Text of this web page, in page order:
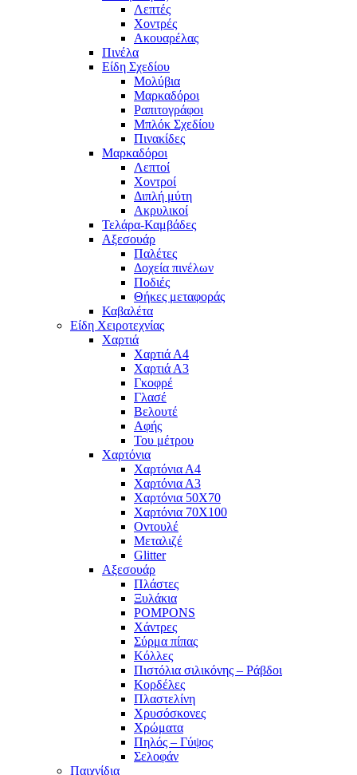
Λεπτές
Χοντρές
Ακουαρέλας
Πινέλα
Είδη Σχεδίου
Μολύβια
Μαρκαδόροι
Ραπιτογράφοι
Μπλόκ Σχεδίου
Πινακίδες
Μαρκαδόροι
Λεπτοί
Χοντροί
Διπλή μύτη
Ακρυλικοί
Τελάρα-Καμβάδες
Αξεσουάρ
Παλέτες
Δοχεία πινέλων
Ποδιές
Θήκες μεταφοράς
Καβαλέτα
Είδη Χειροτεχνίας
Χαρτιά
Χαρτιά Α4
Χαρτιά Α3
Γκοφρέ
Γλασέ
Βελουτέ
Αφής
Του μέτρου
Χαρτόνια
Χαρτόνια Α4
Χαρτόνια Α3
Χαρτόνια 50Χ70
Χαρτόνια 70Χ100
Οντουλέ
Μεταλιζέ
Glitter
Αξεσουάρ
Πλάστες
Ξυλάκια
POMPONS
Χάντρες
Σύρμα πίπας
Κόλλες
Πιστόλια σιλικόνης – Ράβδοι
Κορδέλες
Πλαστελίνη
Χρυσόσκονες
Χρώματα
Πηλός – Γύψος
Σελοφάν
Παιχνίδια